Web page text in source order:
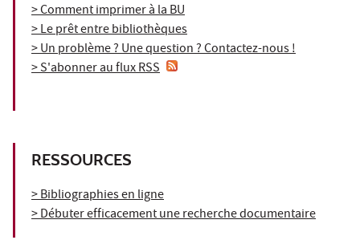
> Comment imprimer à la BU
> Le prêt entre bibliothèques
> Un problème ? Une question ? Contactez-nous !
> S'abonner au flux RSS
RESSOURCES
> Bibliographies en ligne
> Débuter efficacement une recherche documentaire